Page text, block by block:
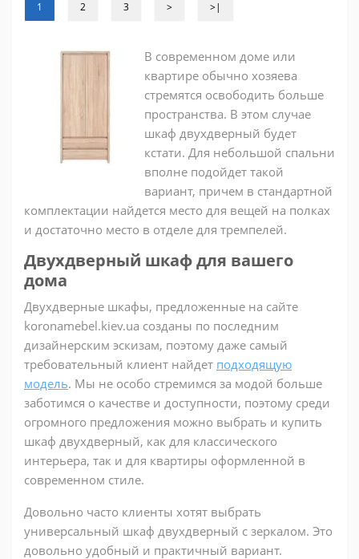
1 2 3 > >|
В современном доме или
квартире обычно хозяева
стремятся освободить больше
пространства. В этом случае
шкаф двухдверный будет
кстати. Для небольшой спальни
вполне подойдет такой
вариант, причем в стандартной
комплектации найдется место для вещей на полках
и достаточно место в отделе для тремпелей.
Двухдверный шкаф для вашего
дома
Двухдверные шкафы, предложенные на сайте
koronamebel.kiev.ua созданы по последним
дизайнерским эскизам, поэтому даже самый
требовательный клиент найдет подходящую
модель. Мы не особо стремимся за модой больше
заботимся о качестве и доступности, поэтому среди
огромного предложения можно выбрать и купить
шкаф двухдверный, как для классического
интерьера, так и для квартиры оформленной в
современном стиле.
Довольно часто клиенты хотят выбрать
универсальный шкаф двухдверный с зеркалом. Это
довольно удобный и практичный вариант.